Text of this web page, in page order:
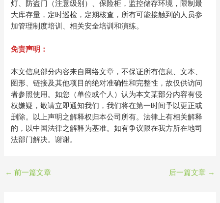
灯、防盗门（注意级别）、保险柜，监控储存环境，限制最
大库存量，定时巡检，定期核查，所有可能接触到的人员参
加管理制度培训、相关安全培训和演练。
免责声明：
本文信息部分内容来自网络文章，不保证所有信息、文本、
图形、链接及其他项目的绝对准确性和完整性，故仅供访问
者参照使用。如您（单位或个人）认为本文某部分内容有侵
权嫌疑，敬请立即通知我们，我们将在第一时间予以更正或
删除。以上声明之解释权归本公司所有。法律上有相关解释
的，以中国法律之解释为基准。如有争议限在我方所在地司
法部门解决。谢谢。
← 前一篇文章 后一篇文章 →